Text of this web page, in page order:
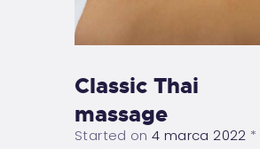
STREFA
BAROWA
Classic Thai
massage
Started on4 marca 2022